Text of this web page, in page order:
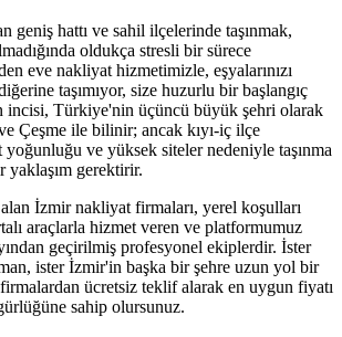
geniş hattı ve sahil ilçelerinde taşınmak,
oldukça stresli bir sürece
eve nakliyat hizmetimizle, eşyalarınızı
taşımıyor, size huzurlu bir başlangıç
incisi, Türkiye'nin üçüncü büyük şehri olarak
Çeşme ile bilinir; ancak kıyı-iç ilçe
yoğunluğu ve yüksek siteler nedeniyle taşınma
yaklaşım gerektirir.
İzmir nakliyat firmaları, yerel koşulları
araçlarla hizmet veren ve platformumuz
geçirilmiş profesyonel ekiplerdir. İster
ister İzmir'in başka bir şehre uzun yol bir
ücretsiz teklif alarak en uygun fiyatı
sahip olursunuz.